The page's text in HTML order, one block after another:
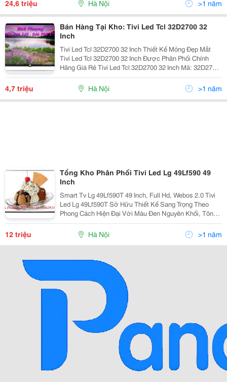
Samsung
24,6 triệu Hà Nội >1 năm
Bán Hàng Tại Kho: Tivi Led Tcl 32D2700 32
Inch
Tivi Led Tcl 32D2700 32 Inch Thiết Kế Mỏng Đẹp Mắt
Tivi Led Tcl 32D2700 32 Inch Được Phân Phối Chính
Hãng Giá Rẻ Tivi Led Tcl 32D2700 32 Inch Mã: 32D2700
Đánh Giá: Thương Hiệu: Tcl Xuất Xứ: Việt Nam Bảo
Hành: 2 Năm
4,7 triệu Hà Nội >1 năm
Tổng Kho Phân Phối Tivi Led Lg 49Lf590 49
Inch
Smart Tv Lg 49Lf590T 49 Inch, Full Hd, Webos 2.0 Tivi
Led Lg 49Lf590T Sở Hữu Thiết Kế Sang Trọng Theo
Phong Cách Hiện Đại Với Màu Đen Nguyên Khối, Tôn
Lên Nét Mạnh. Phần Chân Đế Dạng Trụ, Hài Hòa, Là Bệ
Đỡ Chắc Chắn Cho Phần Màn Hình Tivi Led L
12 triệu Hà Nội >1 năm